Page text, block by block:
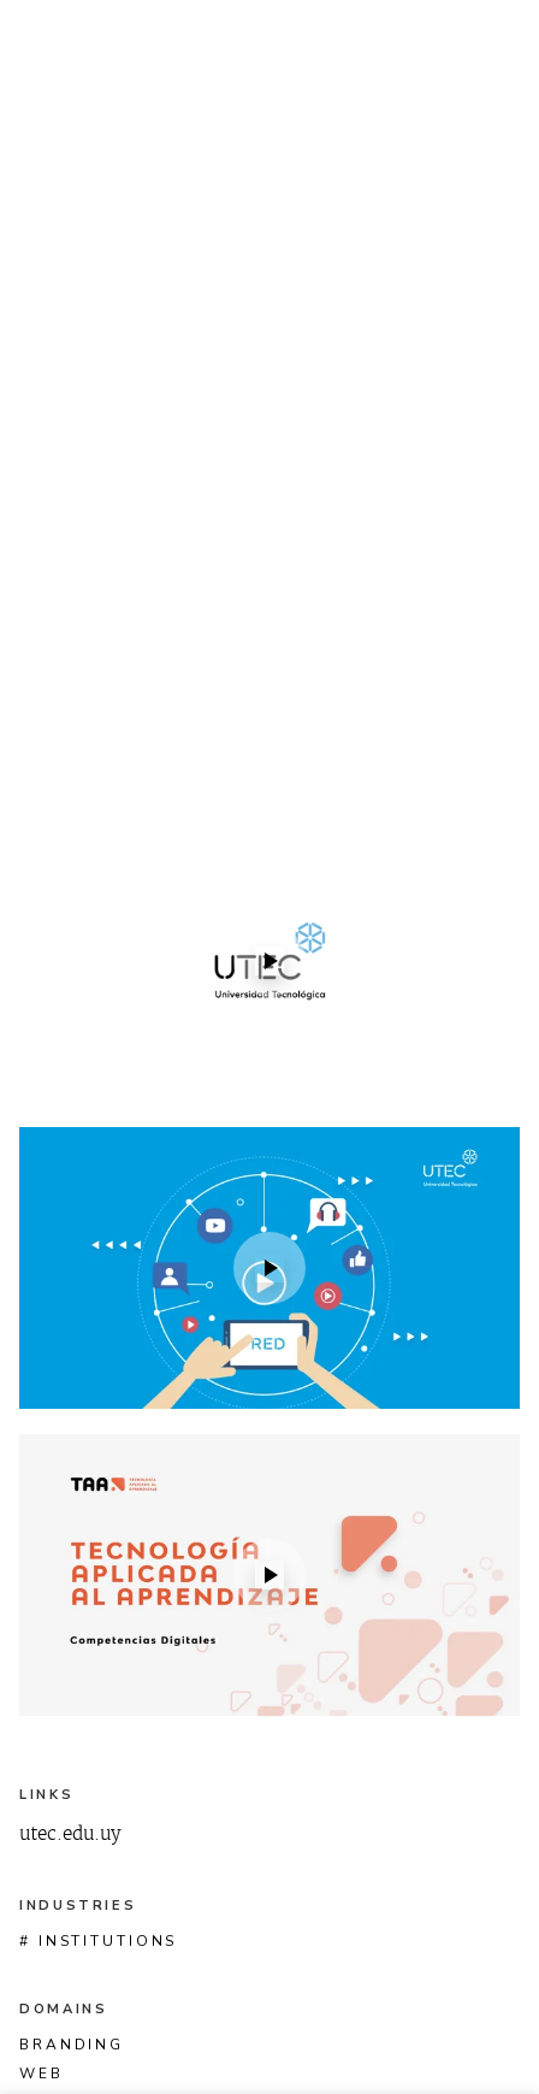
LINKS
utec.edu.uy
INDUSTRIES
# INSTITUTIONS
DOMAINS
BRANDING
WEB